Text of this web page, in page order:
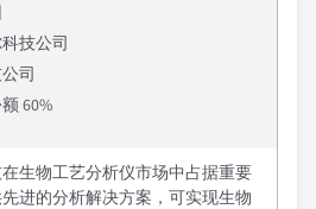
技公司
司
60%
生物工艺分析仪市场中占据重要
进的分析解决方案，可实现生物